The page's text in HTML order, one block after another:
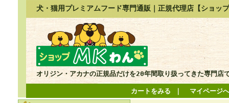
犬・猫用プレミアムフード専門通販｜正規代理店【ショッ
オリジン・アカナの正規品だけを20年間取り扱ってきた専門店
カートをみる マイページ